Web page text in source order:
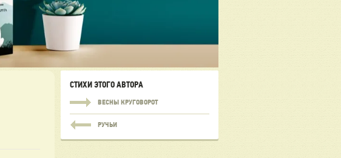
СТИХИ ЭТОГО АВТОРА
ВЕСНЫ КРУГОВОРОТ
РУЧЬИ